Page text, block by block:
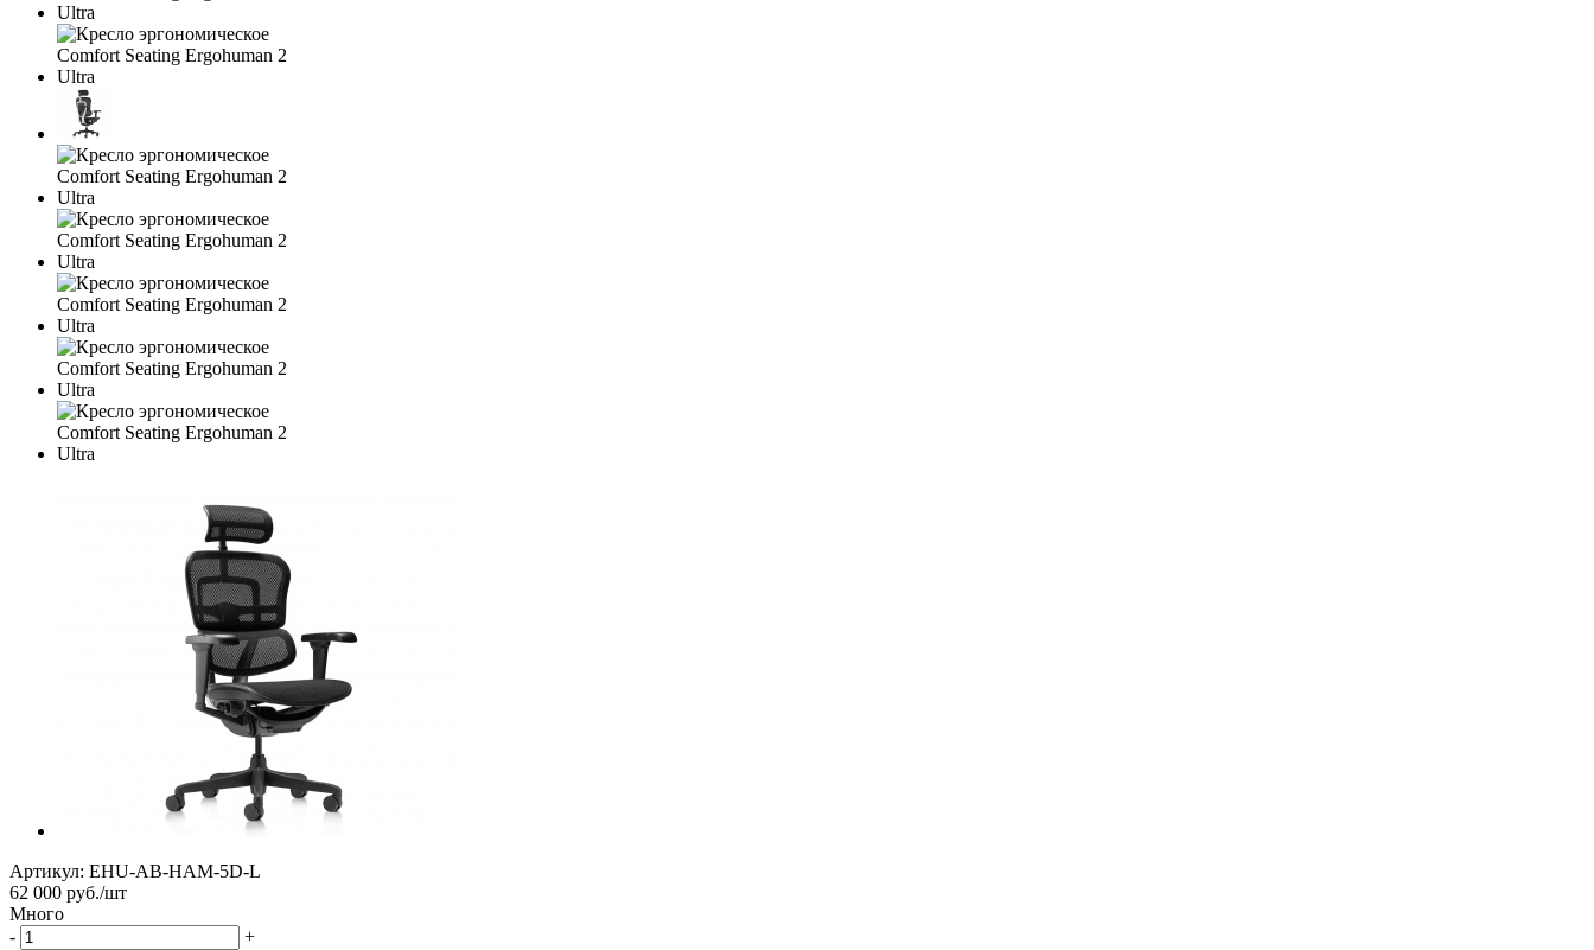
Артикул: EHU-AB-HAM-5D-L
62 000 руб./шт
Много
-
+